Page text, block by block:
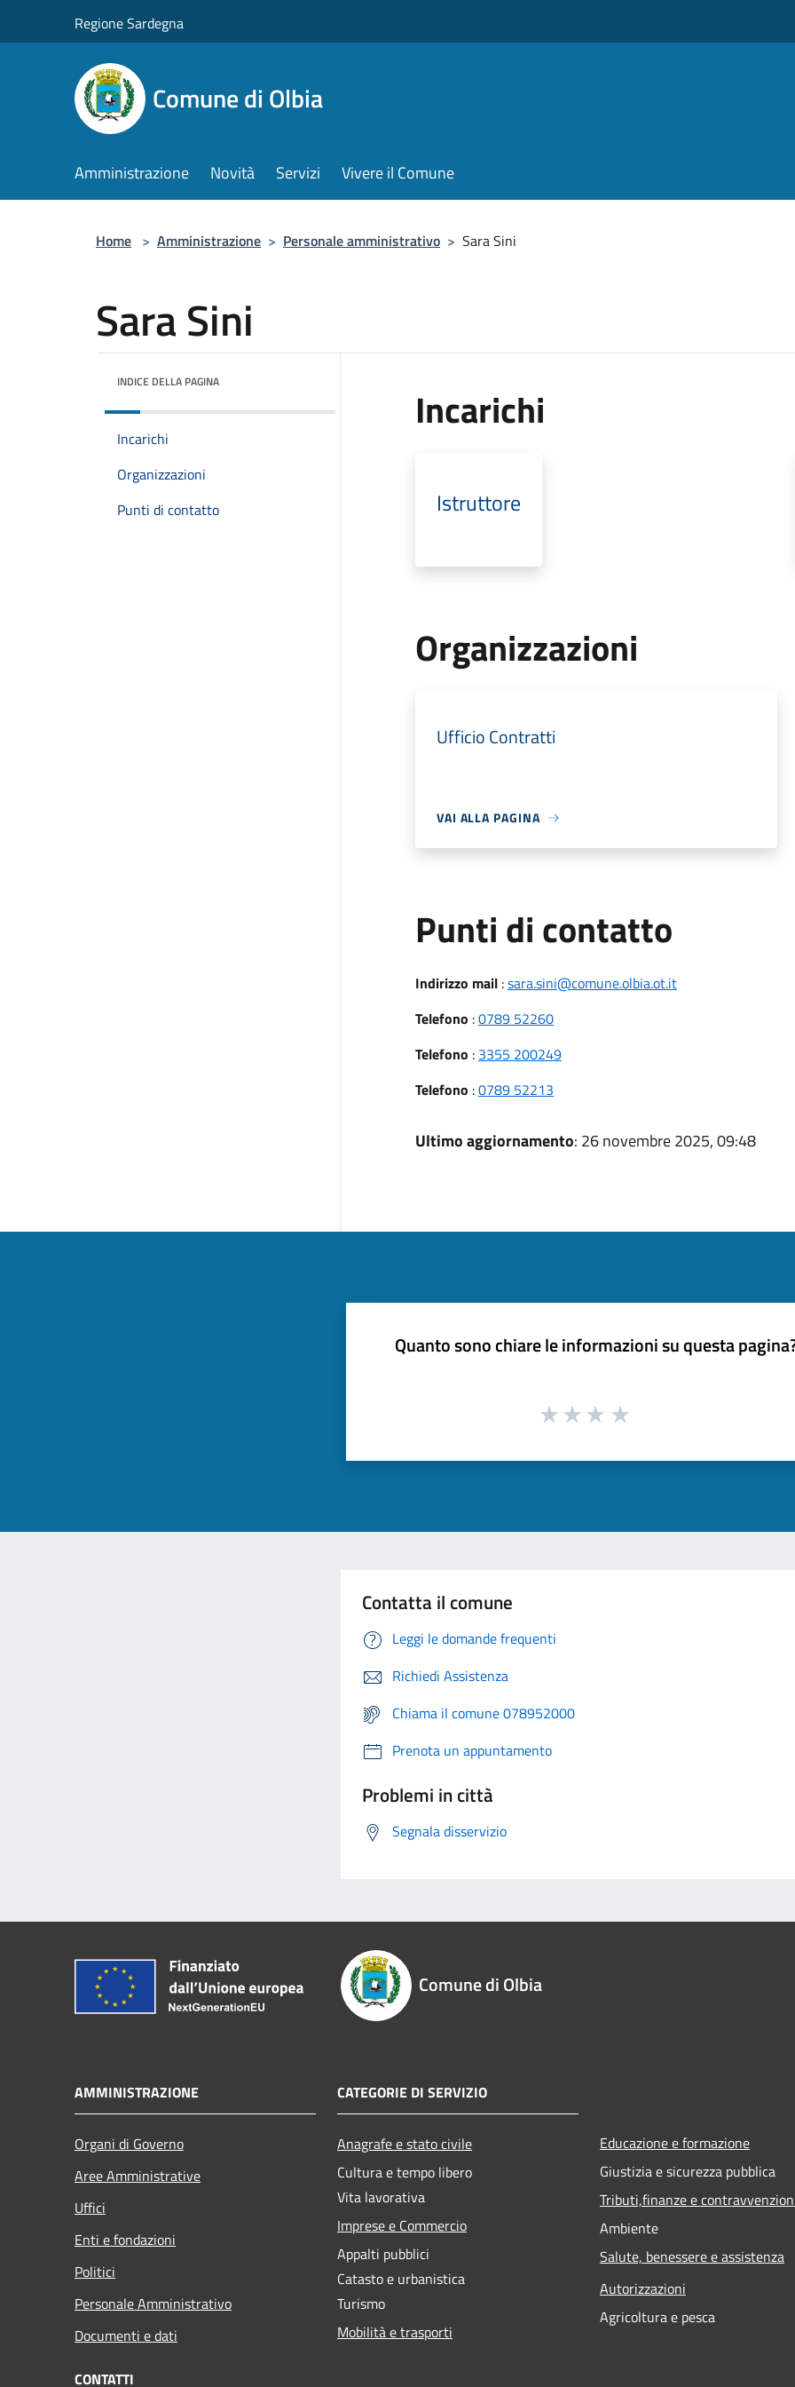
Regione Sardegna
Comune di Olbia
Amministrazione Novità Servizi Vivere il Comune
Home > Amministrazione > Personale amministrativo > Sara Sini
Sara Sini
INDICE DELLA PAGINA
Incarichi
Organizzazioni
Punti di contatto
Incarichi
Istruttore
Organizzazioni
Ufficio Contratti
VAI ALLA PAGINA
Punti di contatto
Indirizzo mail:sara.sini@comune.olbia.ot.it
Telefono :0789 52260
Telefono : 3355 200249
Telefono :0789 52213
Ultimo aggiornamento: 26 novembre 2025, 09:48
Quanto sono chiare le informazioni su questa
Contatta il comune
Leggi le domande frequenti
Richiedi Assistenza
Chiama il comune 078952000
Prenota un appuntamento
Problemi in città
Segnala disservizio
Comune di Olbia
AMMINISTRAZIONE
Organi di Governo
Aree Amministrative
Uffici
Enti e fondazioni
Politici
Personale Amministrativo
Documenti e dati
CATEGORIE DI SERVIZIO
Anagrafe e stato civile
Cultura e tempo libero
Vita lavorativa
Imprese e Commercio
Appalti pubblici
Catasto e urbanistica
Turismo
Mobilità e trasporti
Educazione e formazione
Giustizia e sicurezza pubblica
Tributi,finanze e
Ambiente
Salute, benessere e assistenza
Autorizzazioni
Agricoltura e pesca
CONTATTI